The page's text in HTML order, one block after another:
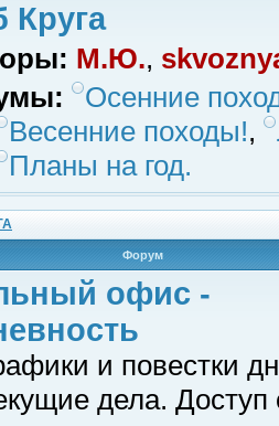
Круга
М.Ю.,
Осенние
Весенние походы!,
Планы на год.
Форум
офис -
и повестки
дела.